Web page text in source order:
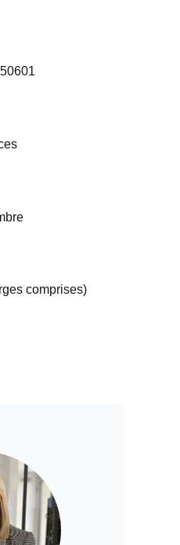
comprises)